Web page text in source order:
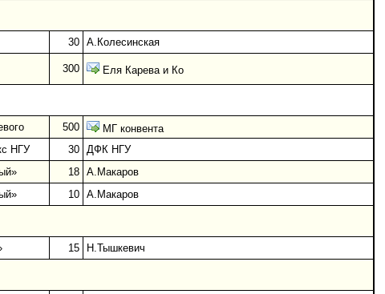
30 А.Колесинская
300 Еля Карева и Ко
500 МГ конвента
НГУ 30 ДФК НГУ
18 А.Макаров
10 А.Макаров
15 Н.Тышкевич